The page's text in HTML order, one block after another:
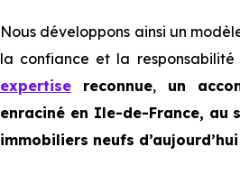
Nous développons ainsi un
la confiance et la responsabilité
expertise reconnue, un
enraciné en Ile-de-France, au
immobiliers neufs